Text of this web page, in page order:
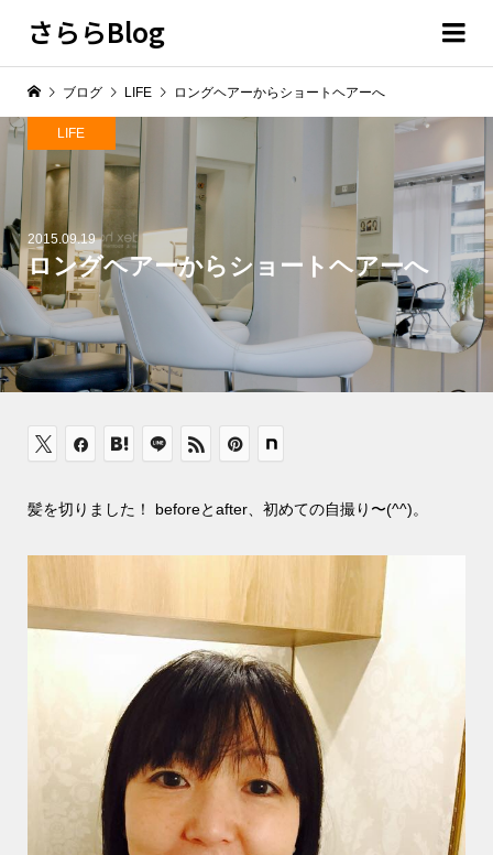
さららBlog
2015.09.19
ロングヘアーからショートヘアーへ
LIFE
ブログ LIFE ロングヘアーからショートヘアーへ
髪を切りました！ beforeとafter、初めての自撮り〜(^^)。